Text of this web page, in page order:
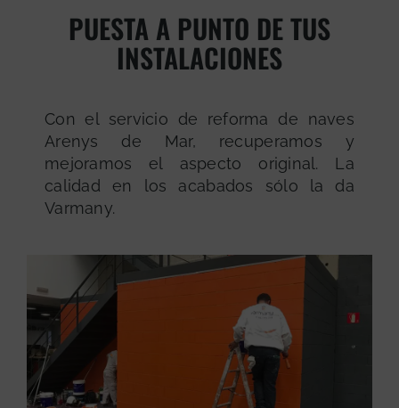
PUESTA A PUNTO DE TUS
INSTALACIONES
Con el servicio de reforma de naves
Arenys de Mar, recuperamos y
mejoramos el aspecto original. La
calidad en los acabados sólo la da
Varmany.